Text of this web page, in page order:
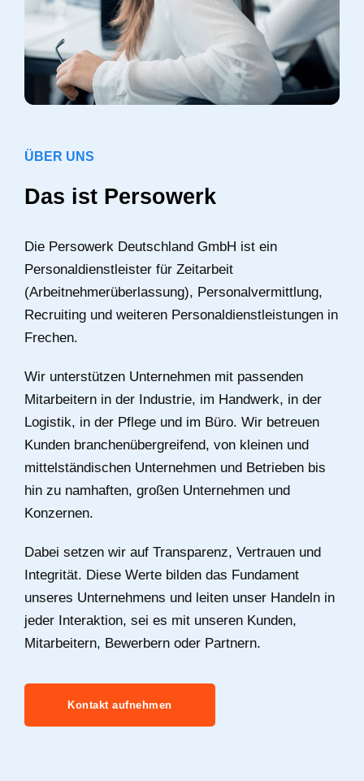
ÜBER UNS
Das ist Persowerk
Die Persowerk Deutschland GmbH ist ein
Personaldienstleister für Zeitarbeit
(Arbeitnehmerüberlassung), Personalvermittlung,
Recruiting und weiteren Personaldienstleistungen in
Frechen.
Wir unterstützen Unternehmen mit passenden
Mitarbeitern in der Industrie, im Handwerk, in der
Logistik, in der Pflege und im Büro. Wir betreuen
Kunden branchenübergreifend, von kleinen und
mittelständischen Unternehmen und Betrieben bis
hin zu namhaften, großen Unternehmen und
Konzernen.
Dabei setzen wir auf Transparenz, Vertrauen und
Integrität. Diese Werte bilden das Fundament
unseres Unternehmens und leiten unser Handeln in
jeder Interaktion, sei es mit unseren Kunden,
Mitarbeitern, Bewerbern oder Partnern.
Kontakt aufnehmen